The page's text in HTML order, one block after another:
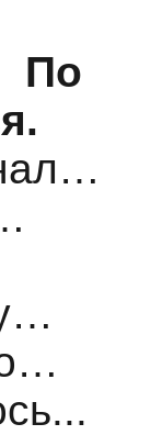
По